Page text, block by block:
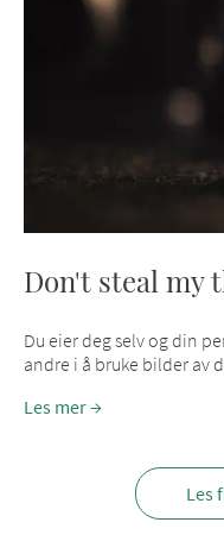
Don't steal my
Du eier deg selv og din
andre i å bruke bilder av
Les mer
Les